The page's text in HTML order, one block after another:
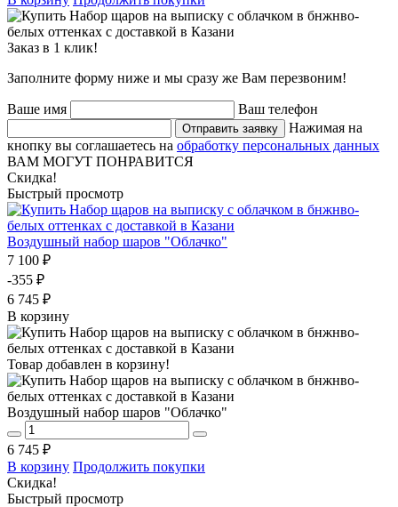
Заказ в 1 клик!
Заполните форму ниже и мы сразу же Вам перезвоним!
Ваше имя Ваш телефон
Отправить заявку
Нажимая на
кнопку вы соглашаетесь на обработку персональных данных
ВАМ МОГУТ ПОНРАВИТСЯ
Скидка!
Быстрый просмотр
Воздушный набор шаров "Облачко"
7 100 ₽
-355 ₽
6 745 ₽
В корзину
Товар добавлен в корзину!
Воздушный набор шаров "Облачко"
6 745 ₽
В корзину Продолжить покупки
Скидка!
Быстрый просмотр